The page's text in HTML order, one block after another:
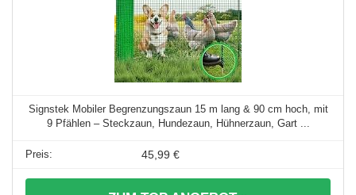
Signstek Mobiler Begrenzungszaun 15 m lang & 90 cm hoch, mit
9 Pfählen – Steckzaun, Hundezaun, Hühnerzaun, Gart ...
45,99 €